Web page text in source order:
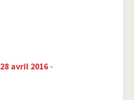
28 avril 2016 -